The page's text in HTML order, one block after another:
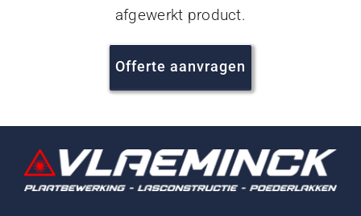
afgewerkt product.
Offerte aanvragen